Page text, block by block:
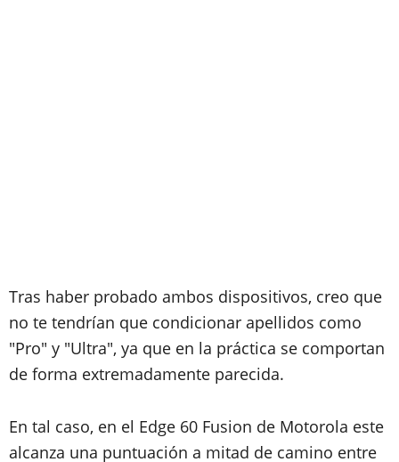
Tras haber probado ambos dispositivos, creo que
no te tendrían que condicionar apellidos como
"Pro" y "Ultra", ya que en la práctica se comportan
de forma extremadamente parecida.
En tal caso, en el Edge 60 Fusion de Motorola este
alcanza una puntuación a mitad de camino entre